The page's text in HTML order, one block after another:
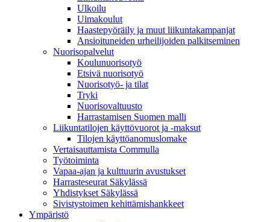
Ulkoilu
Uimakoulut
Haastepyöräily ja muut liikuntakampanjat
Ansioituneiden urheilijoiden palkitseminen
Nuorisopalvelut
Koulunuorisotyö
Etsivä nuorisotyö
Nuorisotyö- ja tilat
Tryki
Nuorisovaltuusto
Harrastamisen Suomen malli
Liikuntatilojen käyttövuorot ja -maksut
Tilojen käyttöanomuslomake
Vertaisauttamista Commulla
Työtoiminta
Vapaa-ajan ja kulttuurin avustukset
Harrasteseurat Säkylässä
Yhdistykset Säkylässä
Sivistystoimen kehittämishankkeet
Ympä­ristö